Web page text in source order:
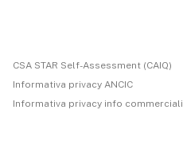
CSA STAR Self-Assessment (CAIQ)
Informativa privacy ANCIC
Informativa privacy info commerciali